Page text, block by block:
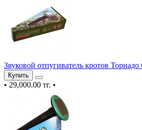
Звуковой отпугиватель кротов
Купить
• 29,000.00 тг. •